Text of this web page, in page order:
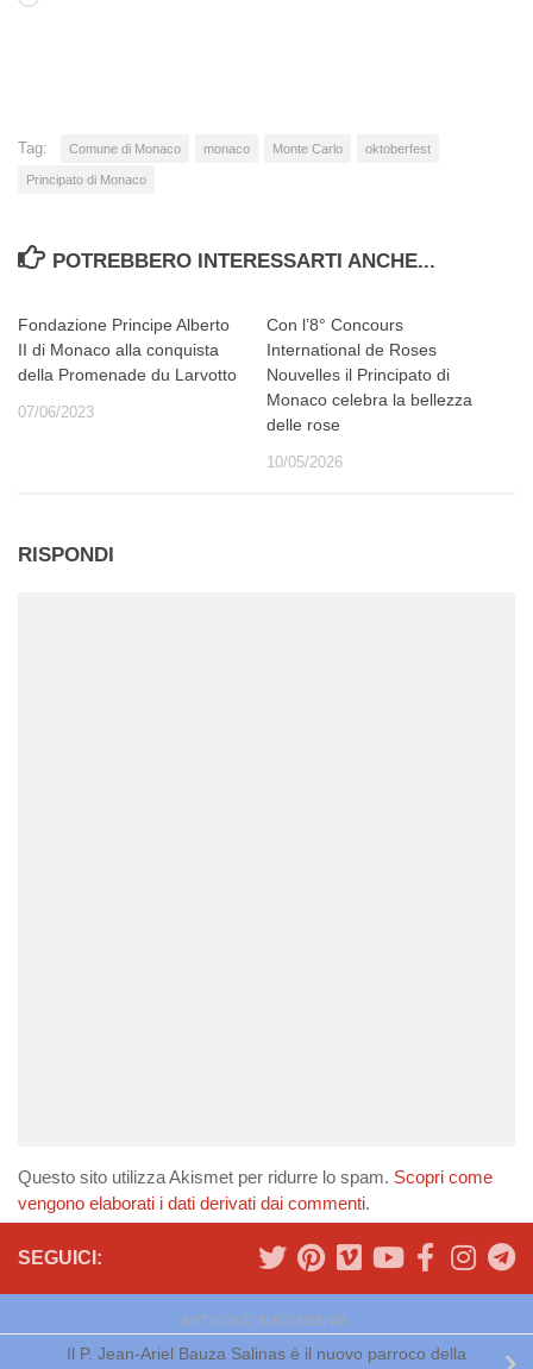
Tag: Comune di Monaco monaco Monte Carlo oktoberfest
Principato di Monaco
POTREBBERO INTERESSARTI ANCHE...
Fondazione Principe Alberto
II di Monaco alla conquista
della Promenade du Larvotto
07/06/2023
Con l’8° Concours
International de Roses
Nouvelles il Principato di
Monaco celebra la bellezza
delle rose
10/05/2026
RISPONDI
Questo sito utilizza Akismet per ridurre lo spam. Scopri come
vengono elaborati i dati derivati dai commenti.
SEGUICI:
ARTICOLO SUCCESSIVO
Il P. Jean-Ariel Bauza Salinas è il nuovo parroco della